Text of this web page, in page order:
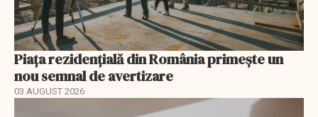
Piața rezidențială din România primește un
nou semnal de avertizare
03 AUGUST 2026